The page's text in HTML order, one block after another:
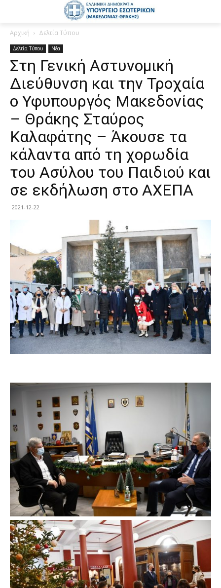
Αρχική Δελτία Τύπου
Δελτία Τύπου Νέα
Στη Γενική Αστυνομική
Διεύθυνση και την Τροχαία
ο Υφυπουργός Μακεδονίας
– Θράκης Σταύρος
Καλαφάτης – Άκουσε τα
κάλαντα από τη χορωδία
του Ασύλου του Παιδιού και
σε εκδήλωση στο ΑΧΕΠΑ
2021-12-22